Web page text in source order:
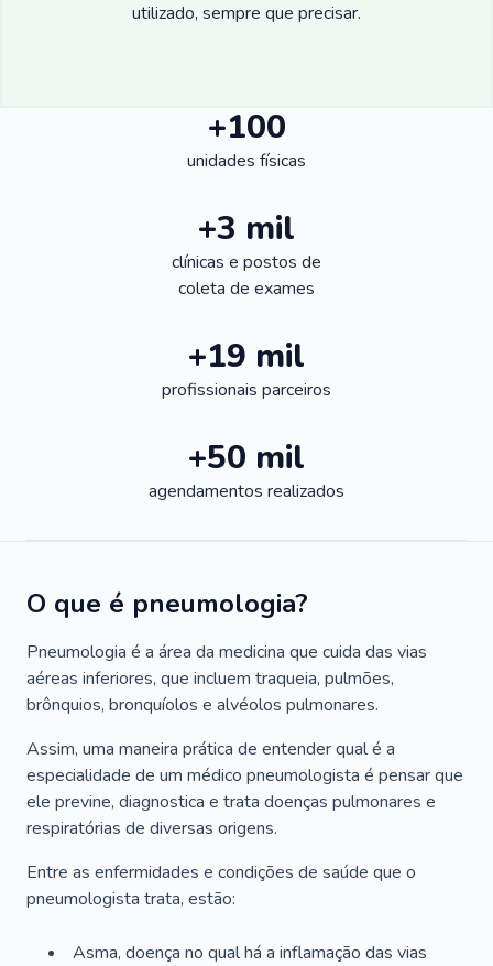
utilizado, sempre que precisar.
+100
unidades físicas
+3 mil
clínicas e postos de
coleta de exames
+19 mil
profissionais parceiros
+50 mil
agendamentos realizados
O que é pneumologia?
Pneumologia é a área da medicina que cuida das vias
aéreas inferiores, que incluem traqueia, pulmões,
brônquios, bronquíolos e alvéolos pulmonares.
Assim, uma maneira prática de entender qual é a
especialidade de um médico pneumologista é pensar que
ele previne, diagnostica e trata doenças pulmonares e
respiratórias de diversas origens.
Entre as enfermidades e condições de saúde que o
pneumologista trata, estão:
Asma, doença no qual há a inflamação das vias